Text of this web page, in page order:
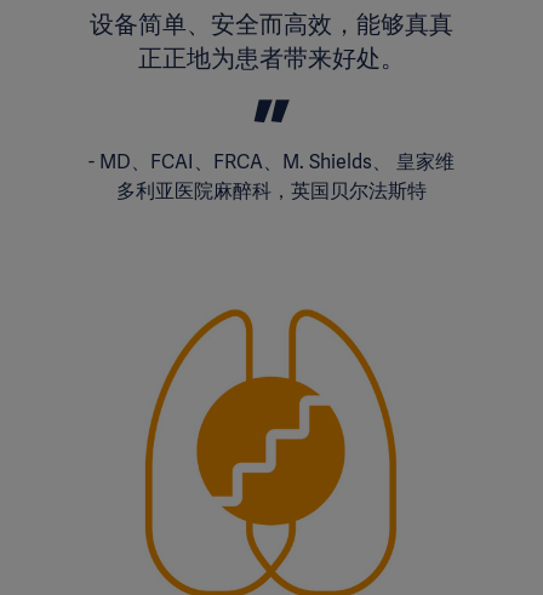
设备简单、安全而高效，能够真真
正正地为患者带来好处。